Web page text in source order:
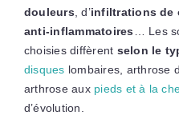
douleurs , d’infiltrations de
anti-inflammatoires … Les
choisies diffèrent selon le
disques lombaires, arthrose
arthrose aux pieds et à la
d’évolution.